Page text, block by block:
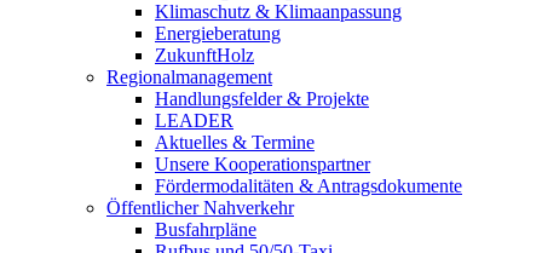
Klimaschutz & Klimaanpassung
Energieberatung
ZukunftHolz
Regionalmanagement
Handlungsfelder & Projekte
LEADER
Aktuelles & Termine
Unsere Kooperationspartner
Fördermodalitäten & Antragsdokumente
Öffentlicher Nahverkehr
Busfahrpläne